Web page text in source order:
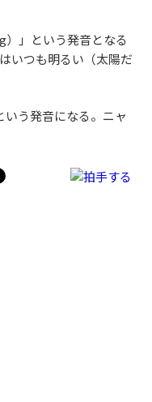
）」という発音となる
いつも明るい（太陽だ
う発音になる。ニャ